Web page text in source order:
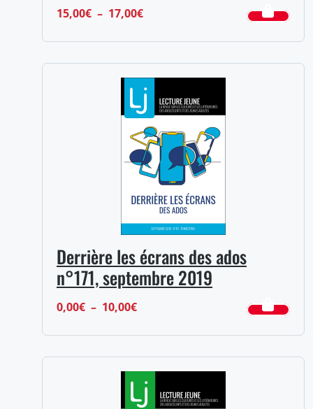
15,00€ – 17,00€Plage
15,00€
17,00€
Derrière les écrans des ados
n°171, septembre 2019
0,00€ – 10,00€Plage
0,00€
à